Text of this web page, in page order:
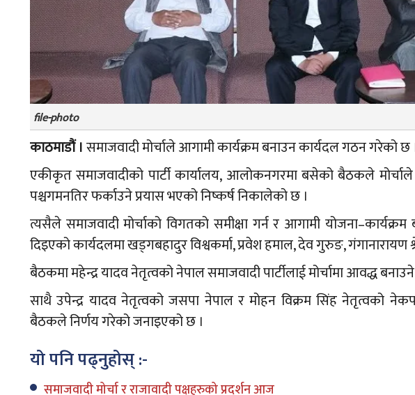
file-photo
काठमाडौं ।समाजवादी मोर्चाले आगामी कार्यक्रम बनाउन कार्यदल गठन गरेको छ
एकीकृत समाजवादीको पार्टी कार्यालय, आलोकनगरमा बसेको बैठकले
पश्चगमनतिर फर्काउने प्रयास भएको निष्कर्ष निकालेको छ ।
त्यसैले समाजवादी मोर्चाको विगतको समीक्षा गर्न र आगामी
दिइएको कार्यदलमा खड्गबहादुर विश्वकर्मा, प्रवेश हमाल, देव गुरुङ, गंगानारायण
बैठकमा महेन्द्र यादव नेतृत्वको नेपाल समाजवादी पार्टीलाई मोर्चामा आवद्ध
साथै उपेन्द्र यादव नेतृत्वको जसपा नेपाल र मोहन विक्रम सिंह नेतृत्वको
बैठकले निर्णय गरेको जनाइएको छ ।
यो पनि पढ्नुहोस् :-
समाजवादी मोर्चा र राजावादी पक्षहरुको प्रदर्शन आज